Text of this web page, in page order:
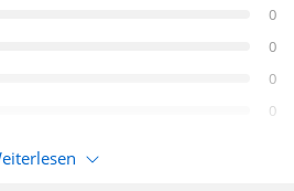
0
0
0
0
dieses Produkt gekauft haben,